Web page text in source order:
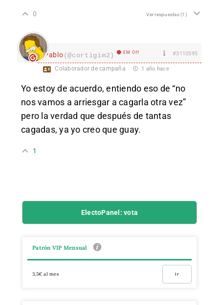
0 Ver respuestas(1)
Pablo(@cortigim2) EM Off #3110595
Colaborador de campaña 1 año hace
Yo estoy de acuerdo, entiendo eso de “no
nos vamos a arriesgar a cagarla otra vez”
pero la verdad que después de tantas
cagadas, ya yo creo que guay.
1
ElectoPanel: vota
Patrón VIP Mensual
3,5€ al mes Ir